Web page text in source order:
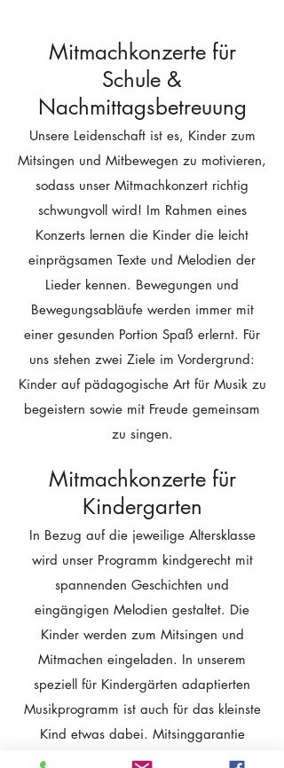
Mitmachkonzerte für
Schule &
Nachmittagsbetreuung
Unsere Leidenschaft ist es, Kinder zum
Mitsingen und Mitbewegen zu motivieren,
sodass unser Mitmachkonzert richtig
schwungvoll wird! Im Rahmen eines
Konzerts lernen die Kinder die leicht
einprägsamen Texte und Melodien der
Lieder kennen. Bewegungen und
Bewegungsabläufe werden immer mit
einer gesunden Portion Spaß erlernt. Für
uns stehen zwei Ziele im Vordergrund:
Kinder auf pädagogische Art für Musik zu
begeistern sowie mit Freude gemeinsam
zu singen.
Mitmachkonzerte für
Kindergarten
In Bezug auf die jeweilige Altersklasse
wird unser Programm kindgerecht mit
spannenden Geschichten und
eingängigen Melodien gestaltet. Die
Kinder werden zum Mitsingen und
Mitmachen eingeladen. In unserem
speziell für Kindergärten adaptierten
Musikprogramm ist auch für das kleinste
Kind etwas dabei. Mitsinggarantie
inklusive :)